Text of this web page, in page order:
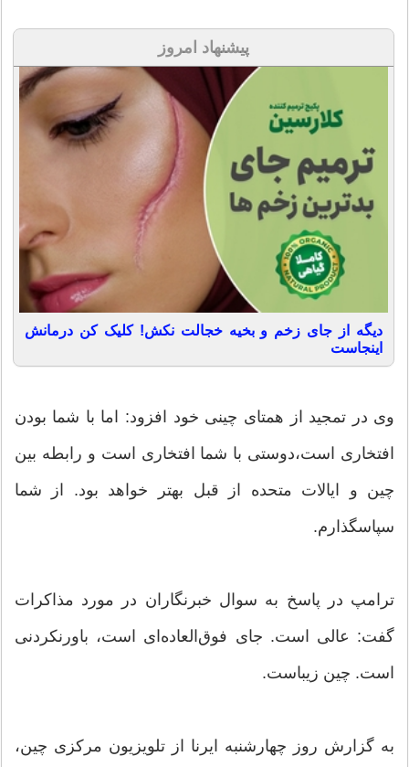
پیشنهاد امروز
دیگه از جای زخم و بخیه خجالت نکش! کلیک کن درمانش
اینجاست
وی در تمجید از همتای چینی خود افزود: اما با شما بودن
افتخاری است،دوستی با شما افتخاری است و رابطه بین
چین و ایالات متحده از قبل بهتر خواهد بود. از شما
سپاسگذارم.
ترامپ در پاسخ به سوال خبرنگاران در مورد مذاکرات
گفت: عالی است. جای فوق‌العاده‌ای است، باورنکردنی
است. چین زیباست.
به گزارش روز چهارشنبه ایرنا از تلویزیون مرکزی چین،